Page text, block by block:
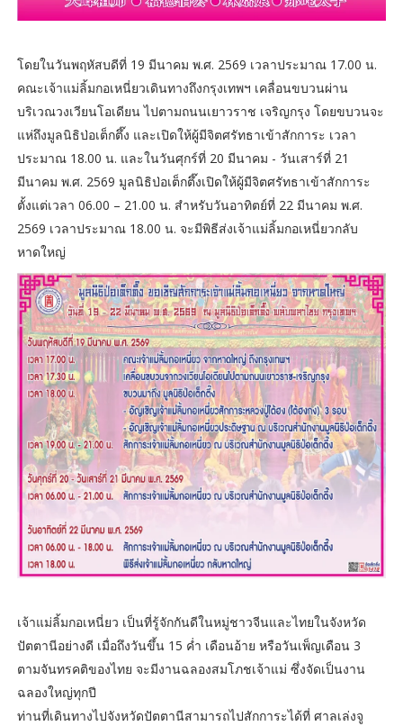
โดยในวันพฤหัสบดีที่ 19 มีนาคม พ.ศ. 2569 เวลาประมาณ 17.00 น.
คณะเจ้าแม่ลิ้มกอเหนี่ยวเดินทางถึงกรุงเทพฯ เคลื่อนขบวนผ่าน
บริเวณวงเวียนโอเดียน ไปตามถนนเยาวราช เจริญกรุง โดยขบวนจะ
แห่ถึงมูลนิธิป่อเต็กตึ๊ง และเปิดให้ผู้มีจิตศรัทธาเข้าสักการะ เวลา
ประมาณ 18.00 น. และในวันศุกร์ที่ 20 มีนาคม - วันเสาร์ที่ 21
มีนาคม พ.ศ. 2569 มูลนิธิป่อเต็กตึ๊งเปิดให้ผู้มีจิตศรัทธาเข้าสักการะ
ตั้งแต่เวลา 06.00 – 21.00 น. สำหรับวันอาทิตย์ที่ 22 มีนาคม พ.ศ.
2569 เวลาประมาณ 18.00 น. จะมีพิธีส่งเจ้าแม่ลิ้มกอเหนี่ยวกลับ
หาดใหญ่
เจ้าแม่ลิ้มกอเหนี่ยว เป็นที่รู้จักกันดีในหมู่ชาวจีนและไทยในจังหวัด
ปัตตานีอย่างดี เมื่อถึงวันขึ้น 15 ค่ำ เดือนอ้าย หรือวันเพ็ญเดือน 3
ตามจันทรคติของไทย จะมีงานฉลองสมโภชเจ้าแม่ ซึ่งจัดเป็นงาน
ฉลองใหญ่ทุกปี
ท่านที่เดินทางไปจังหวัดปัตตานีสามารถไปสักการะได้ที่ ศาลเล่งจู